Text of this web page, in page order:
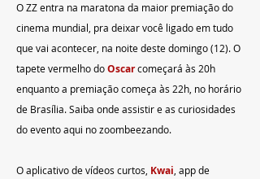
O ZZ entra na maratona da maior premiação do
cinema mundial, pra deixar você ligado em tudo
que vai acontecer, na noite deste domingo (12). O
tapete vermelho do Oscar começará às 20h
enquanto a premiação começa às 22h, no horário
de Brasília. Saiba onde assistir e as curiosidades
do evento aqui no zoombeezando.
O aplicativo de vídeos curtos, Kwai, app de